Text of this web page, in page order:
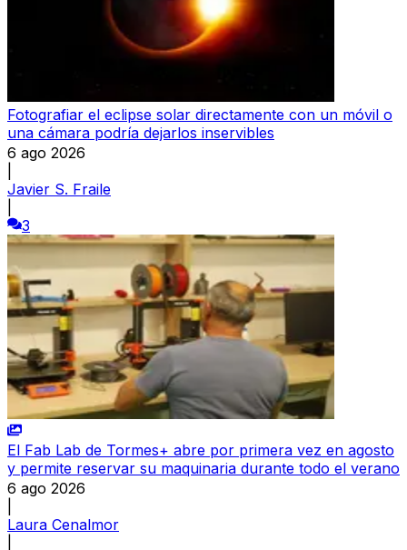
Fotografiar el eclipse solar directamente con un móvil o
una cámara podría dejarlos inservibles
6 ago 2026
Javier S. Fraile
3
El Fab Lab de Tormes+ abre por primera vez en agosto
y permite reservar su maquinaria durante todo el verano
6 ago 2026
Laura Cenalmor